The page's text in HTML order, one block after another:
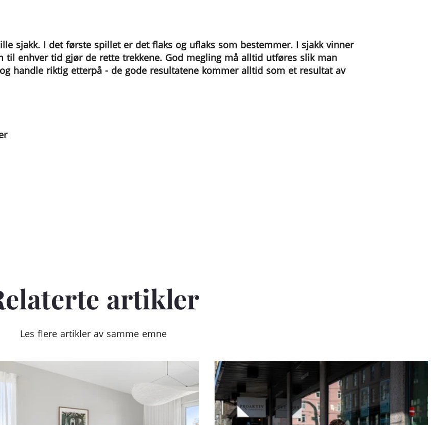
sjakk. I det første spillet er det flaks og uflaks som bestemmer. I sjakk vinner
til enhver tid gjør de rette trekkene. God megling må alltid utføres slik man
handle riktig etterpå - de gode resultatene kommer alltid som et resultat av
artikler
Les flere artikler av samme emne